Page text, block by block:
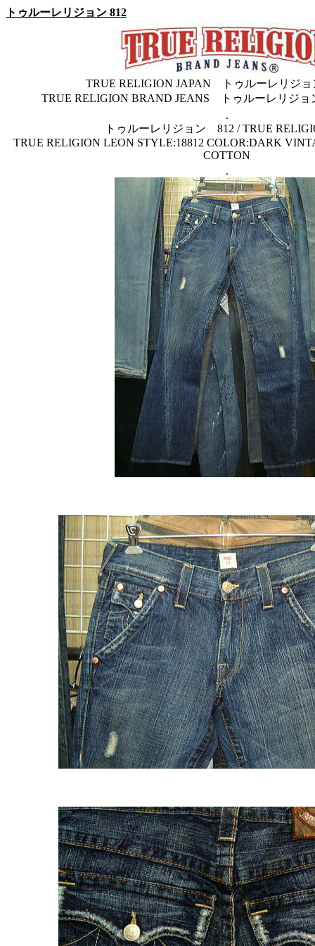
トゥルーレリジョン 812
TRUE RELIGION JAPAN トゥルーレリジョ
TRUE RELIGION BRAND JEANS トゥルーレリジョ
.
トゥルーレリジョン 812 / TRUE
TRUE RELIGION LEON STYLE:18812 COLOR:DARK
COTTON
.